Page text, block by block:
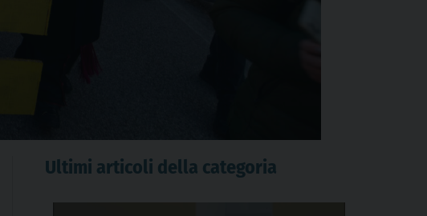
Ultimi articoli della categoria